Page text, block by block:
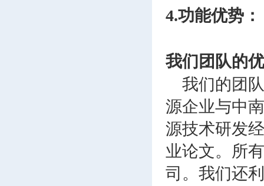
4.功能优势：
我们团队的
我们的团
源企业与中
源技术研发
业论文。所
司。我们还